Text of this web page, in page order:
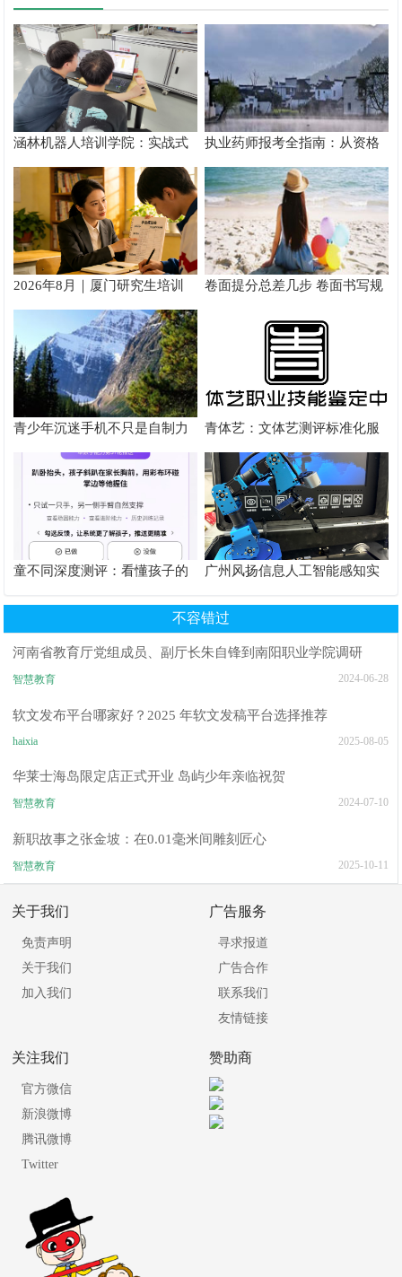
涵林机器人培训学院：实战式
教学如何炼成
执业药师报考全指南：从资格
核验到备考落地完整手册
2026年8月｜厦门研究生培训
推荐
卷面提分总差几步 卷面书写规
青少年沉迷手机不只是自制力
差！陕西家长读懂背后的心理
根源
青体艺：文体艺测评标准化服
务体系解析
童不同深度测评：看懂孩子的
广州风扬信息人工智能感知实
不容错过
河南省教育厅党组成员、副厅长朱自锋到南阳职业学院调研
智慧教育 2024-06-28
软文发布平台哪家好？2025 年软文发稿平台选择推荐
haixia 2025-08-05
华莱士海岛限定店正式开业 岛屿少年亲临祝贺
智慧教育 2024-07-10
新职故事之张金坡：在0.01毫米间雕刻匠心
智慧教育 2025-10-11
关于我们
免责声明
关于我们
加入我们
广告服务
寻求报道
广告合作
联系我们
友情链接
关注我们
官方微信
新浪微博
腾讯微博
Twitter
赞助商